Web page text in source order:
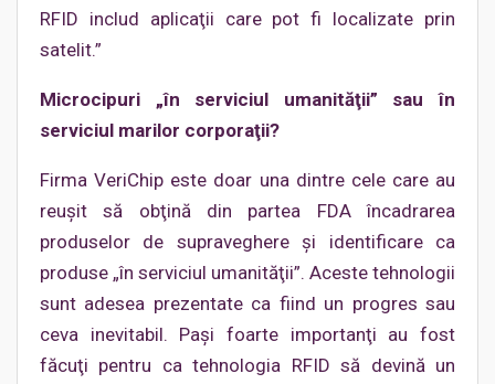
RFID includ aplicaţii care pot fi localizate prin
satelit.”
Microcipuri „în serviciul umanităţii” sau în
serviciul marilor corporaţii?
Firma VeriChip este doar una dintre cele care au
reuşit să obţină din partea FDA încadrarea
produselor de supraveghere şi identificare ca
produse „în serviciul umanităţii”. Aceste tehnologii
sunt adesea prezentate ca fiind un progres sau
ceva inevitabil. Paşi foarte importanţi au fost
făcuţi pentru ca tehnologia RFID să devină un